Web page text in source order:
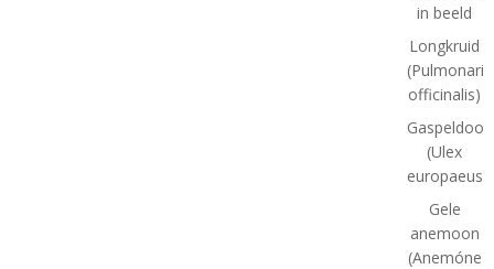
in beeld
Longkruid
(Pulmonaria
officinalis)
(Ulex
europaeus)
Gele
anemoon
(Anemóne